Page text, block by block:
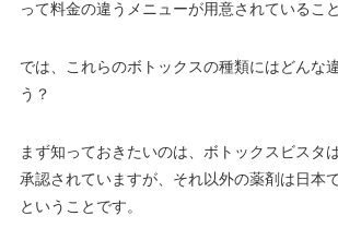
って料金の違うメニューが用意されているこ
では、これらのボトックスの種類にはどんな
う？
まず知っておきたいのは、ボトックスビスタ
承認されていますが、それ以外の薬剤は日本
ということです。